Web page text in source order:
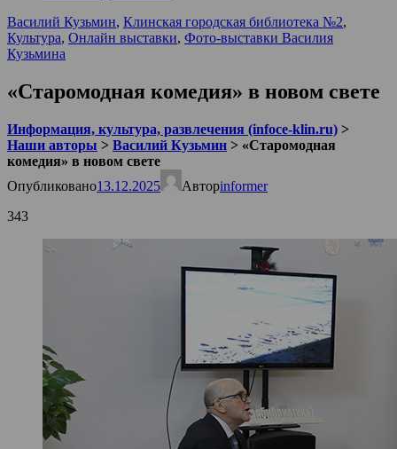
Василий Кузьмин, Клинская городская библиотека №2,
Культура, Онлайн выставки, Фото-выставки Василия
Кузьмина
«Старомодная комедия» в новом свете
Информация, культура, развлечения (infoce-klin.ru) >
Наши авторы > Василий Кузьмин > «Старомодная
комедия» в новом свете
Опубликовано13.12.2025 Авторinformer
343